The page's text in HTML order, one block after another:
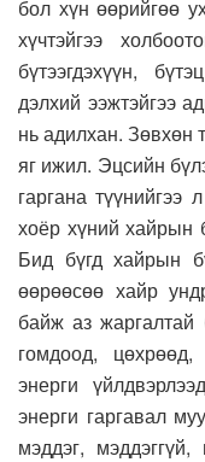
бол хүн өөрийгөө
хүчтэйгээ
бүтээгдэхүүн,
дэлхий ээжтэйгээ
нь адилхан. Зөвхөн
яг ижил. Эцсийн
гаргана
хоёр хүний хайрын
Бид бүгд хайрын
өөрөөсөө хайр
байж аз жаргалтай
гомдоод,
энерги
энерги гаргавал
мэддэг, мэддэггүй,